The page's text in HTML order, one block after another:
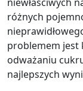
różnych
problemem jest
odważaniu
najlepszych